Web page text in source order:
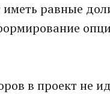
равные
в проект не